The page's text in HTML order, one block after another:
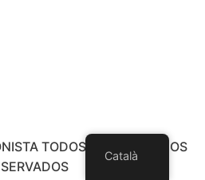
TODOS LOS DERECHOS
Català